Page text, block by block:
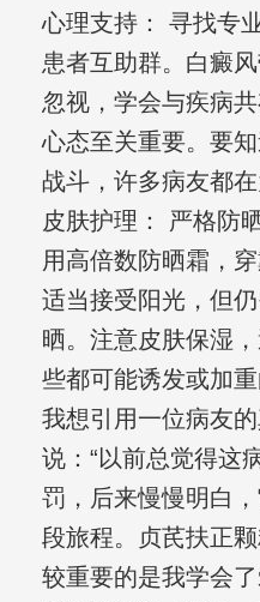
心理支持： 寻找专
患者互助群。白癜
忽视，学会与疾病
心态至关重要。要
战斗，许多病友都在
皮肤护理： 严格防
用高倍数防晒霜，
适当接受阳光，但
晒。注意皮肤保湿
些都可能诱发或加重
我想引用一位病友
说：“以前总觉得这
罚，后来慢慢明白
段旅程。贞芪扶正
较重要的是我学会